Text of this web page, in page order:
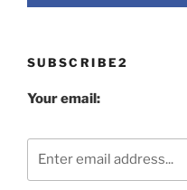
SUBSCRIBE2
Your email: